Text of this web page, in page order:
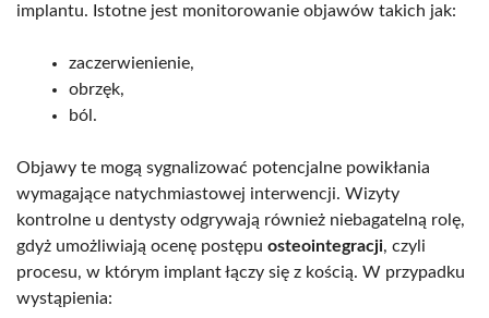
implantu. Istotne jest monitorowanie objawów takich jak:
zaczerwienienie,
obrzęk,
ból.
Objawy te mogą sygnalizować potencjalne powikłania
wymagające natychmiastowej interwencji. Wizyty
kontrolne u dentysty odgrywają również niebagatelną rolę,
gdyż umożliwiają ocenę postępu osteointegracji, czyli
procesu, w którym implant łączy się z kością. W przypadku
wystąpienia: